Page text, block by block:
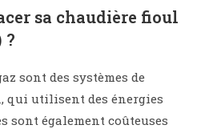
sa chaudière fioul
?
sont des systèmes de
qui utilisent des énergies
sont également coûteuses